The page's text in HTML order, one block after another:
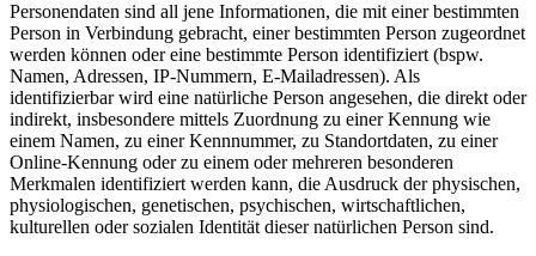
Personendaten sind all jene Informationen, die mit einer bestimmten
Person in Verbindung gebracht, einer bestimmten Person zugeordnet
werden können oder eine bestimmte Person identifiziert (bspw.
Namen, Adressen, IP-Nummern, E-Mailadressen). Als
identifizierbar wird eine natürliche Person angesehen, die direkt oder
indirekt, insbesondere mittels Zuordnung zu einer Kennung wie
einem Namen, zu einer Kennnummer, zu Standortdaten, zu einer
Online-Kennung oder zu einem oder mehreren besonderen
Merkmalen identifiziert werden kann, die Ausdruck der physischen,
physiologischen, genetischen, psychischen, wirtschaftlichen,
kulturellen oder sozialen Identität dieser natürlichen Person sind.